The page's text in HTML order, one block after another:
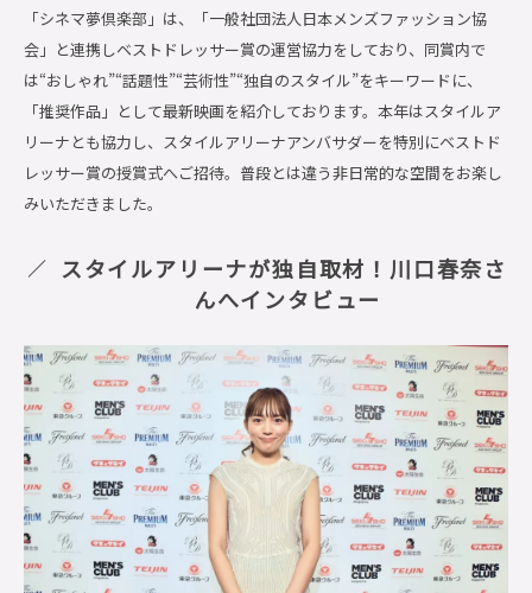
「シネマ夢倶楽部」は、「一般社団法人日本メンズファッション協
会」と連携しベストドレッサー賞の運営協力をしており、同賞内で
は“おしゃれ”“話題性”“芸術性”“独自のスタイル”をキーワードに、
「推奨作品」として最新映画を紹介しております。本年はスタイルア
リーナとも協力し、スタイルアリーナアンバサダーを特別にベストド
レッサー賞の授賞式へご招待。普段とは違う非日常的な空間をお楽し
みいただきました。
スタイルアリーナが独自取材！川口春奈さ
んへインタビュー